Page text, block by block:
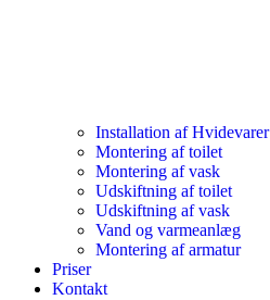
Installation af Hvidevarer​
Montering af toilet
Montering af vask
Udskiftning af toilet
Udskiftning af vask
Vand og varmeanlæg
Montering af armatur
Priser
Kontakt